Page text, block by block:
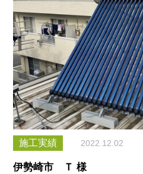
施工実績 2022.12.02
伊勢崎市 Ｔ 様